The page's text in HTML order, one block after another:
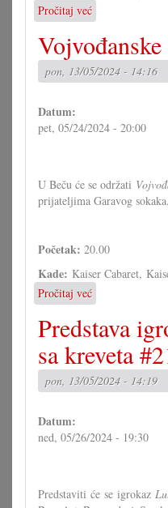
Pročitaj već
Vojvođanske
večeri
u
Beču
pon, 13/05/2024 - 14:16
Datum:
pet, 05/24/2024 - 20:00
U Beču će se održati
prijateljima Garavog sokaka.
Početak: 20.00
Kade: Kaiser Cabaret,
Pročitaj već
Vojvođanske
večeri
u
Beču
Predstava
sa kreveta
pon, 13/05/2024 - 14:19
Datum:
ned, 05/26/2024 - 19:30
Predstaviti će se igrokaz